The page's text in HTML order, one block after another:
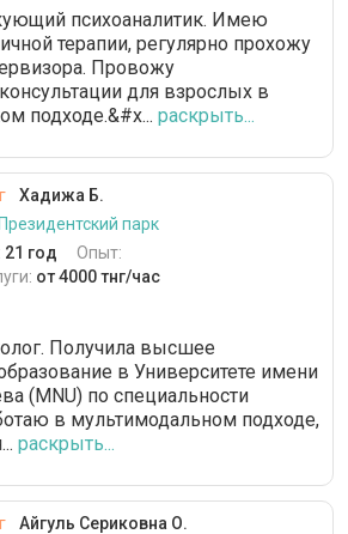
психоаналитик. Имею
терапии, регулярно прохожу
Провожу
для взрослых в
подходе.&#x... раскрыть...
Хадижа Б.
парк
21 год
Опыт:
от 4000 тнг/час
Получила высшее
в Университете имени
(MNU) по специальности
в мультимодальном подходе,
раскрыть...
Айгуль Сериковна О.